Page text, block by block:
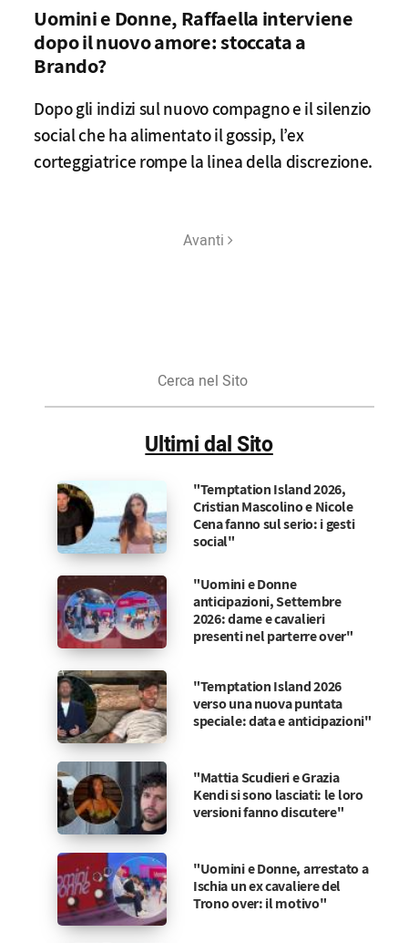
Uomini e Donne, Raffaella interviene
dopo il nuovo amore: stoccata a
Brando?
Dopo gli indizi sul nuovo compagno e il silenzio
social che ha alimentato il gossip, l’ex
corteggiatrice rompe la linea della discrezione.
Avanti
Sito
Ultimi dal Sito
"Temptation Island 2026,
Cristian Mascolino e Nicole
Cena fanno sul serio: i gesti
social"
"Uomini e Donne
anticipazioni, Settembre
2026: dame e cavalieri
presenti nel parterre over"
"Temptation Island 2026
verso una nuova puntata
speciale: data e anticipazioni"
"Mattia Scudieri e Grazia
Kendi si sono lasciati: le loro
versioni fanno discutere"
"Uomini e Donne, arrestato a
Ischia un ex cavaliere del
Trono over: il motivo"